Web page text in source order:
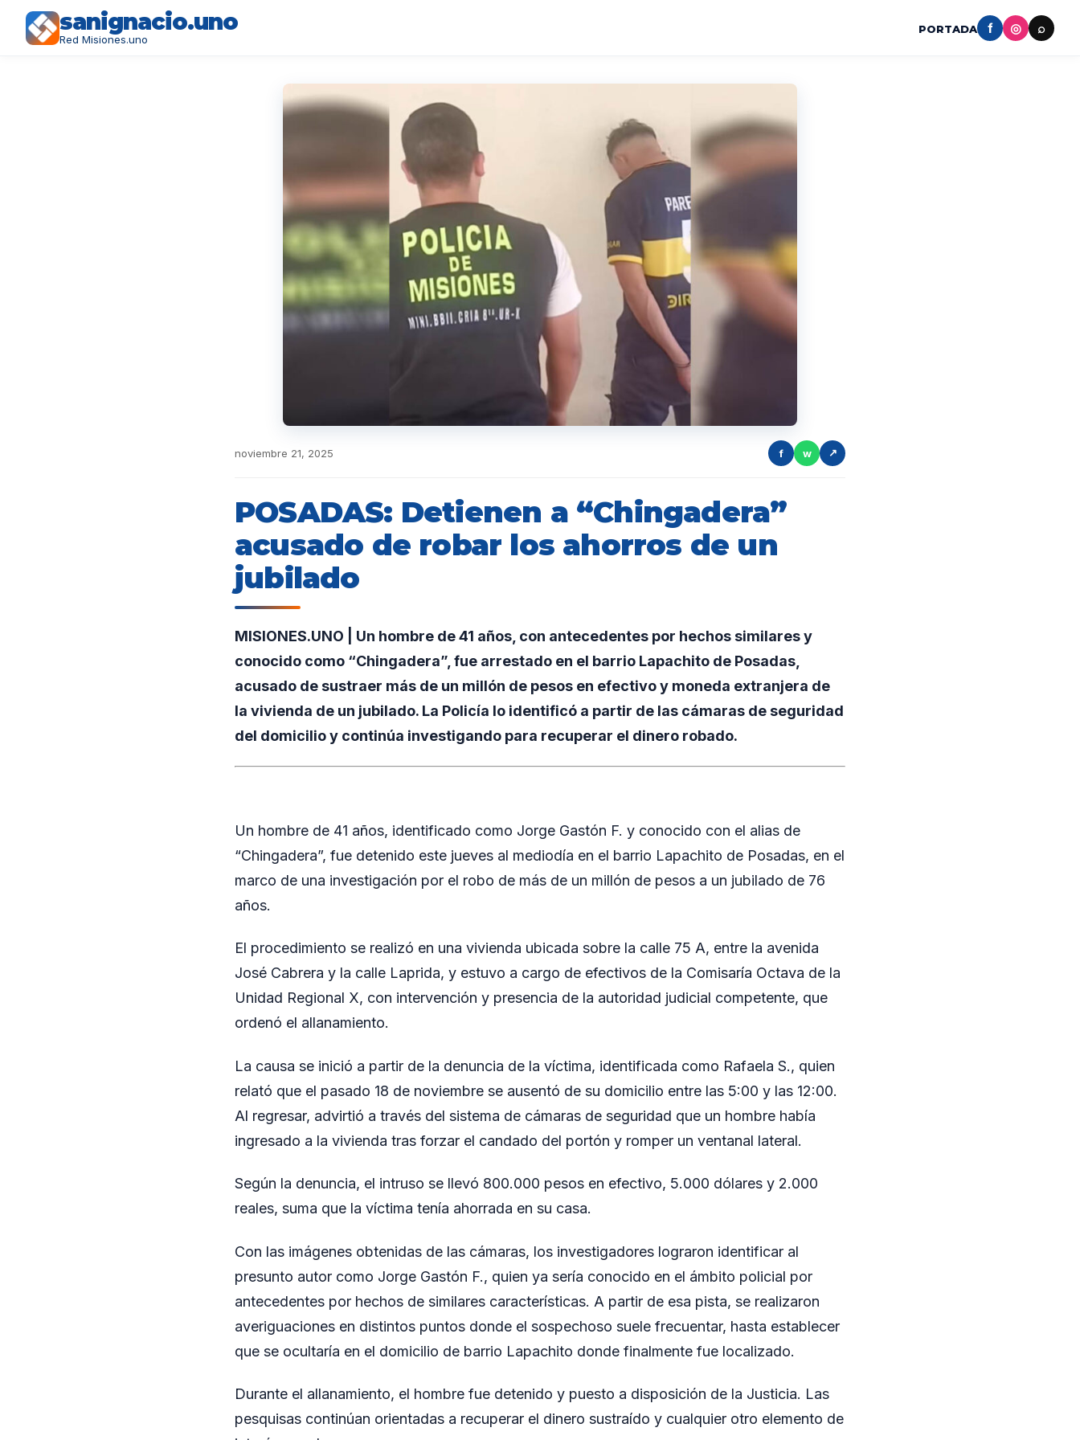
sanignacio.uno
Red Misiones.uno
PORTADA f ◎ ⌕
noviembre 21, 2025 f w ↗
POSADAS: Detienen a “Chingadera”
acusado de robar los ahorros de un
jubilado
MISIONES.UNO | Un hombre de 41 años, con antecedentes por hechos similares y
conocido como “Chingadera”, fue arrestado en el barrio Lapachito de Posadas,
acusado de sustraer más de un millón de pesos en efectivo y moneda extranjera de
la vivienda de un jubilado. La Policía lo identificó a partir de las cámaras de seguridad
del domicilio y continúa investigando para recuperar el dinero robado.
Un hombre de 41 años, identificado como Jorge Gastón F. y conocido con el alias de
“Chingadera”, fue detenido este jueves al mediodía en el barrio Lapachito de Posadas, en el
marco de una investigación por el robo de más de un millón de pesos a un jubilado de 76
años.
El procedimiento se realizó en una vivienda ubicada sobre la calle 75 A, entre la avenida
José Cabrera y la calle Laprida, y estuvo a cargo de efectivos de la Comisaría Octava de la
Unidad Regional X, con intervención y presencia de la autoridad judicial competente, que
ordenó el allanamiento.
La causa se inició a partir de la denuncia de la víctima, identificada como Rafaela S., quien
relató que el pasado 18 de noviembre se ausentó de su domicilio entre las 5:00 y las 12:00.
Al regresar, advirtió a través del sistema de cámaras de seguridad que un hombre había
ingresado a la vivienda tras forzar el candado del portón y romper un ventanal lateral.
Según la denuncia, el intruso se llevó 800.000 pesos en efectivo, 5.000 dólares y 2.000
reales, suma que la víctima tenía ahorrada en su casa.
Con las imágenes obtenidas de las cámaras, los investigadores lograron identificar al
presunto autor como Jorge Gastón F., quien ya sería conocido en el ámbito policial por
antecedentes por hechos de similares características. A partir de esa pista, se realizaron
averiguaciones en distintos puntos donde el sospechoso suele frecuentar, hasta establecer
que se ocultaría en el domicilio de barrio Lapachito donde finalmente fue localizado.
Durante el allanamiento, el hombre fue detenido y puesto a disposición de la Justicia. Las
pesquisas continúan orientadas a recuperar el dinero sustraído y cualquier otro elemento de